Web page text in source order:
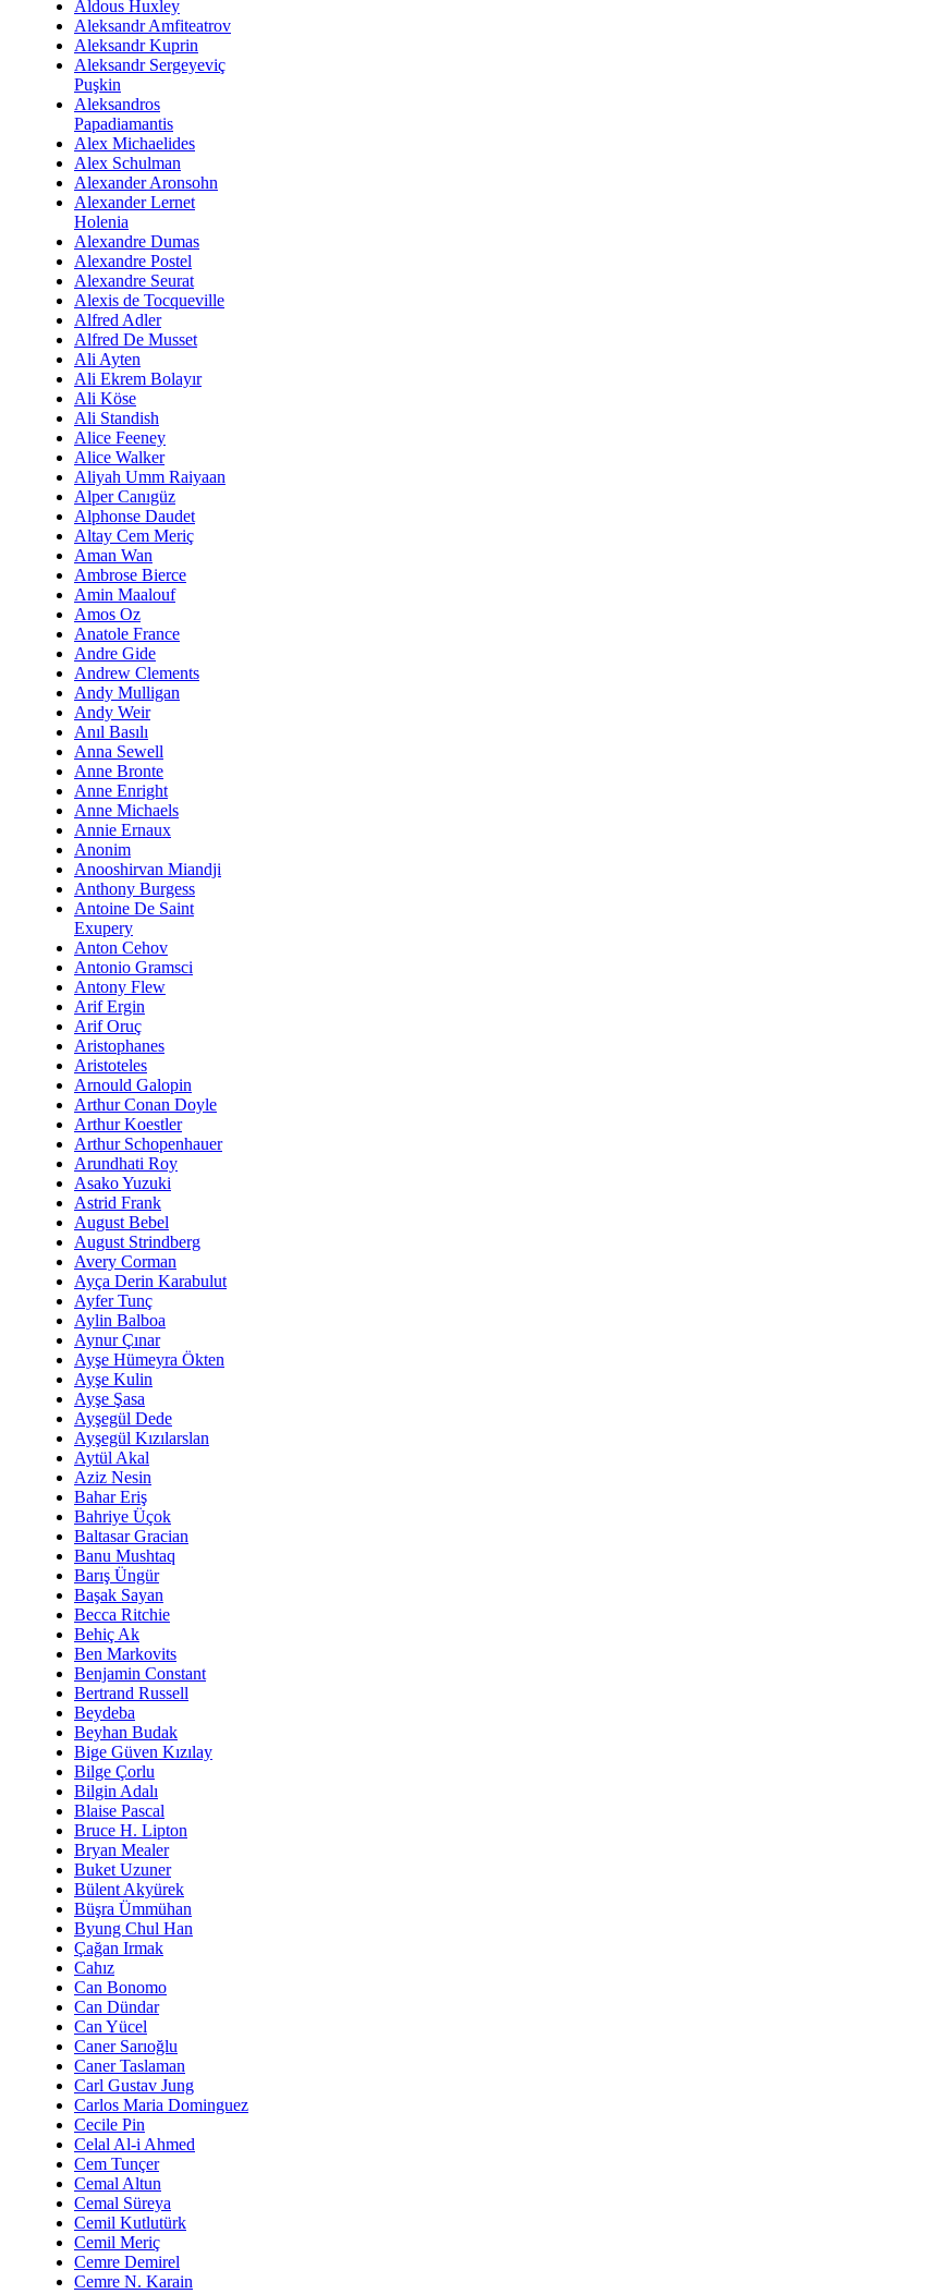
Aldous Huxley
Aleksandr Amfiteatrov
Aleksandr Kuprin
Aleksandr Sergeyeviç
Puşkin
Aleksandros
Papadiamantis
Alex Michaelides
Alex Schulman
Alexander Aronsohn
Alexander Lernet
Holenia
Alexandre Dumas
Alexandre Postel
Alexandre Seurat
Alexis de Tocqueville
Alfred Adler
Alfred De Musset
Ali Ayten
Ali Ekrem Bolayır
Ali Köse
Ali Standish
Alice Feeney
Alice Walker
Aliyah Umm Raiyaan
Alper Canıgüz
Alphonse Daudet
Altay Cem Meriç
Aman Wan
Ambrose Bierce
Amin Maalouf
Amos Oz
Anatole France
Andre Gide
Andrew Clements
Andy Mulligan
Andy Weir
Anıl Basılı
Anna Sewell
Anne Bronte
Anne Enright
Anne Michaels
Annie Ernaux
Anonim
Anooshirvan Miandji
Anthony Burgess
Antoine De Saint
Exupery
Anton Cehov
Antonio Gramsci
Antony Flew
Arif Ergin
Arif Oruç
Aristophanes
Aristoteles
Arnould Galopin
Arthur Conan Doyle
Arthur Koestler
Arthur Schopenhauer
Arundhati Roy
Asako Yuzuki
Astrid Frank
August Bebel
August Strindberg
Avery Corman
Ayça Derin Karabulut
Ayfer Tunç
Aylin Balboa
Aynur Çınar
Ayşe Hümeyra Ökten
Ayşe Kulin
Ayşe Şasa
Ayşegül Dede
Ayşegül Kızılarslan
Aytül Akal
Aziz Nesin
Bahar Eriş
Bahriye Üçok
Baltasar Gracian
Banu Mushtaq
Barış Üngür
Başak Sayan
Becca Ritchie
Behiç Ak
Ben Markovits
Benjamin Constant
Bertrand Russell
Beydeba
Beyhan Budak
Bige Güven Kızılay
Bilge Çorlu
Bilgin Adalı
Blaise Pascal
Bruce H. Lipton
Bryan Mealer
Buket Uzuner
Bülent Akyürek
Büşra Ümmühan
Byung Chul Han
Çağan Irmak
Cahız
Can Bonomo
Can Dündar
Can Yücel
Caner Sarıoğlu
Caner Taslaman
Carl Gustav Jung
Carlos Maria Dominguez
Cecile Pin
Celal Al-i Ahmed
Cem Tunçer
Cemal Altun
Cemal Süreya
Cemil Kutlutürk
Cemil Meriç
Cemre Demirel
Cemre N. Karain